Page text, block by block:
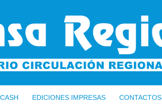
EDICIONES IMPRESAS CONTACTOS